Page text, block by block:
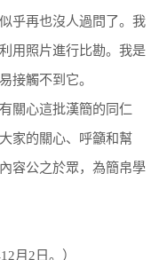
乎再也沒人過問了。我
用照片進行比勘。我是
接觸不到它。
心這批漢簡的同仁
家的關心、呼籲和幫
容公之於眾，為簡帛學
月2日。）